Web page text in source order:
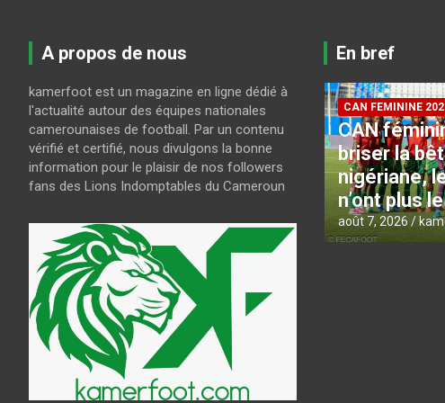
A propos de nous
kamerfoot est un magazine en ligne dédié à
l'actualité autour des équipes nationales
camerounaises de football. Par un contenu
vérifié et certifié, nous divulgons la bonne
information pour le plaisir de nos followers
fans des Lions Indomptables du Cameroun
En bref
CAN FEMININE 2026
CAN féminine 2026 : Pour
briser la bête noire
nigériane, les Lionnes
n’ont plus le choix
août 7, 2026 kamerfoot
LES LIONS
CAN U23
Guy
joueurs
août 6, 2026